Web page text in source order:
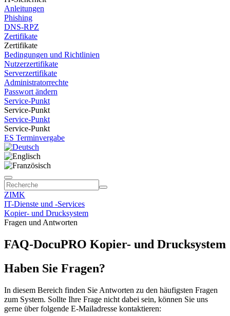
Anleitungen
Phishing
DNS-RPZ
Zertifikate
Zertifikate
Bedingungen und Richtlinien
Nutzerzertifikate
Serverzertifikate
Administratorrechte
Passwort ändern
Service-Punkt
Service-Punkt
Service-Punkt
Service-Punkt
ES Terminvergabe
ZIMK
IT-Dienste und -Services
Kopier- und Drucksystem
Fragen und Antworten
FAQ-DocuPRO Kopier- und Drucksystem
Haben Sie Fragen?
In diesem Bereich finden Sie Antworten zu den häufigsten Fragen
zum System. Sollte Ihre Frage nicht dabei sein, können Sie uns
gerne über folgende E-Mailadresse kontaktieren: